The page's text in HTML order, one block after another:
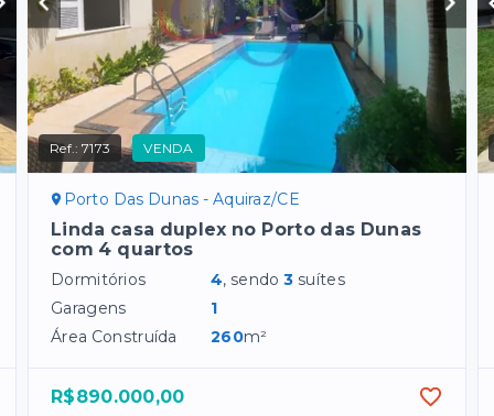
Ref.:7173 VENDA
Porto Das Dunas - Aquiraz/CE
Linda casa duplex no Porto das Dunas
com 4 quartos
Dormitórios 4, sendo3 suítes
Garagens
1
Área Construída
260m²
R$890.000,00